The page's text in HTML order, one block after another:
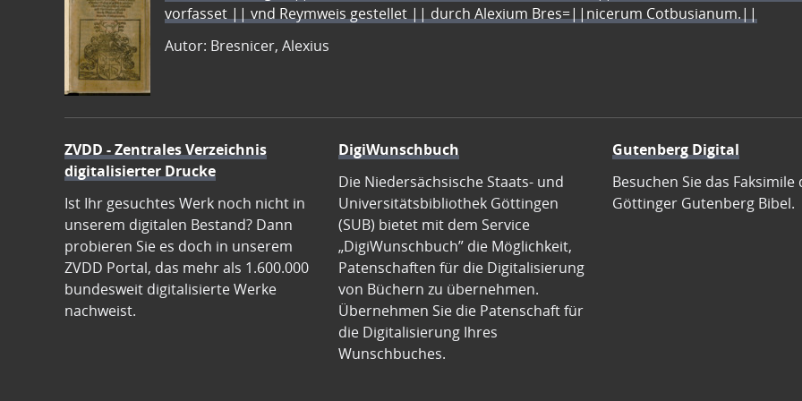
vorfasset || vnd Reymweis gestellet || durch Alexium Bres=||nicerum Cotbusianum.||
Autor: Bresnicer, Alexius
ZVDD - Zentrales Verzeichnis
digitalisierter Drucke
Ist Ihr gesuchtes Werk noch nicht in
unserem digitalen Bestand? Dann
probieren Sie es doch in unserem
ZVDD Portal, das mehr als 1.600.000
bundesweit digitalisierte Werke
nachweist.
DigiWunschbuch
Die Niedersächsische Staats- und
Universitätsbibliothek Göttingen
(SUB) bietet mit dem Service
„DigiWunschbuch” die Möglichkeit,
Patenschaften für die Digitalisierung
von Büchern zu übernehmen.
Übernehmen Sie die Patenschaft für
die Digitalisierung Ihres
Wunschbuches.
Gutenberg Digital
Besuchen Sie das Faksimile
Göttinger Gutenberg Bibel.